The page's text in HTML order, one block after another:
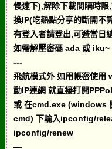
慢速下),解除下載間隔時
換IP(吃熱點分享的斷開不
有登入者請登出,可避當日
如需解壓密碼 ada 或 iku~
---
飛航模式外 如用帳密使用
動IP連網 就直接打開
或 在cmd.exe (windows
cmd) 下輸入ipconfig/
ipconfig/renew
—